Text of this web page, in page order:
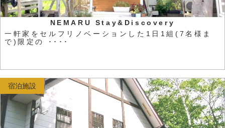
NEMARU Stay&Discovery
一軒家をセルフリノベーションした1日1組(7名様ま
で)限定の ････
宿泊施設